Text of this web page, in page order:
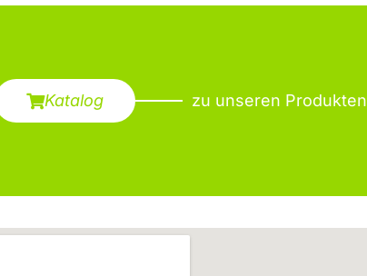
Katalog zu unseren Produkten